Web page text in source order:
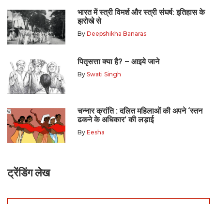
भारत में स्त्री विमर्श और स्त्री संघर्ष: इतिहास के
झरोखे से
By Deepshikha Banaras
पितृसत्ता क्या है? – आइये जाने
By Swati Singh
चन्नार क्रांति : दलित महिलाओं की अपने ‘स्तन
ढकने के अधिकार’ की लड़ाई
By Eesha
ट्रेंडिंग लेख